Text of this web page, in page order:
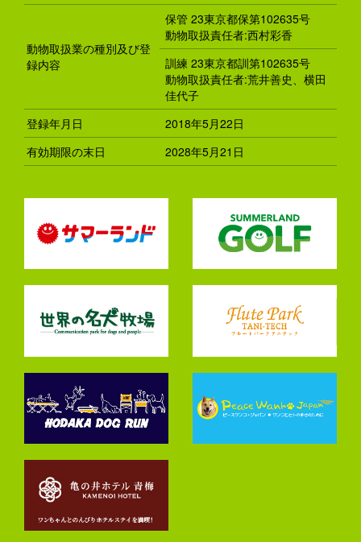
動物取扱業の種別及び登
録内容
保管 23東京都保第102635号
動物取扱責任者:西村彩香
訓練 23東京都訓第102635号
動物取扱責任者:荒井善史、横田
佳代子
登録年月日
2018年5月22日
有効期限の末日
2028年5月21日